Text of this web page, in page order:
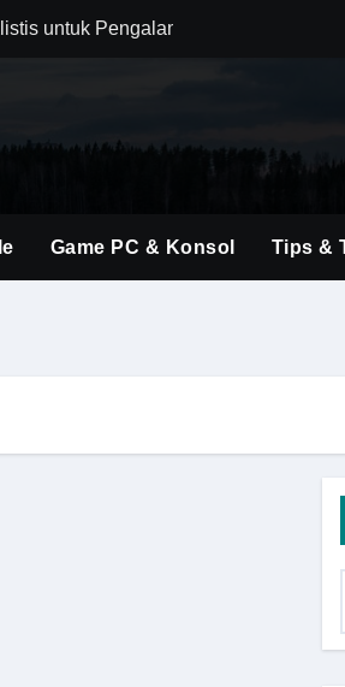
untuk Pengalaman Bermain yang
Terasa Lebih Responsif
Dunia Medieval yang Lebih
Bertahan dan Menyerang Boss
Wilds dengan Teknik Gameplay
Game PC & Konsol Tips &